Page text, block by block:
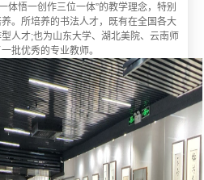
体悟一创作三位一体”的教学理念，特别
。所培养的书法人才，既有在全国各大
人才;也为山东大学、湖北美院、云南师
批优秀的专业教师。